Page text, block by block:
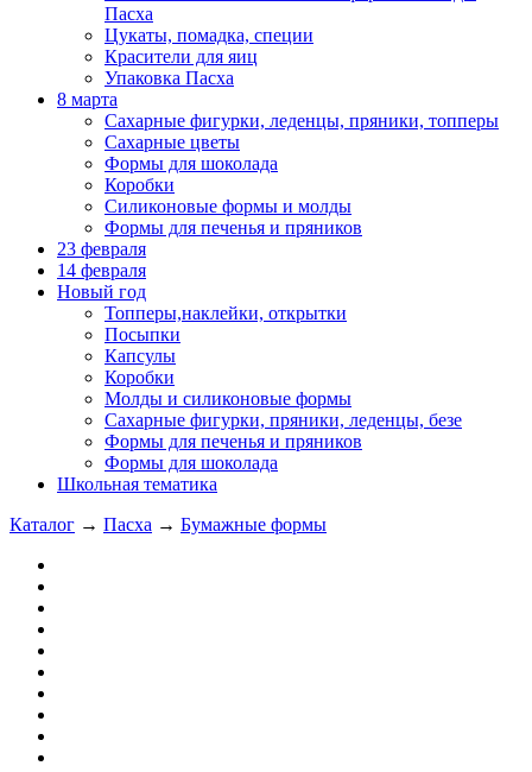
Пасха
Цукаты, помадка, специи
Красители для яиц
Упаковка Пасха
8 марта
Сахарные фигурки, леденцы, пряники, топперы
Сахарные цветы
Формы для шоколада
Коробки
Силиконовые формы и молды
Формы для печенья и пряников
23 февраля
14 февраля
Новый год
Топперы,наклейки, открытки
Посыпки
Капсулы
Коробки
Молды и силиконовые формы
Сахарные фигурки, пряники, леденцы, безе
Формы для печенья и пряников
Формы для шоколада
Школьная тематика
Каталог → Пасха → Бумажные формы